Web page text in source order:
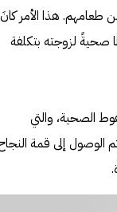
طعامهم. هذا الأمر كانَ
صحيةً لزوجته بتكلفة
الصحية، والتي
الوصول إلى قمة